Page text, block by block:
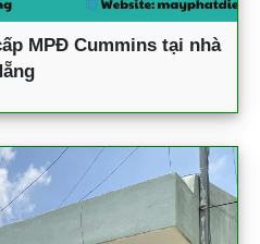
MPĐ Cummins tại nhà